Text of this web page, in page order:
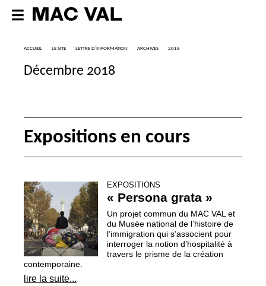
ACCUEIL LE SITE LETTRE D’INFORMATION ARCHIVES 2018
Décembre 2018
Expositions en cours
EXPOSITIONS
« Persona grata »
Un projet commun du MAC VALet
du Musée national de l’histoire de
l’immigration qui s’associent pour
interroger la notion d’hospitalité à
travers le prisme de la création
contemporaine.
lire la suite...